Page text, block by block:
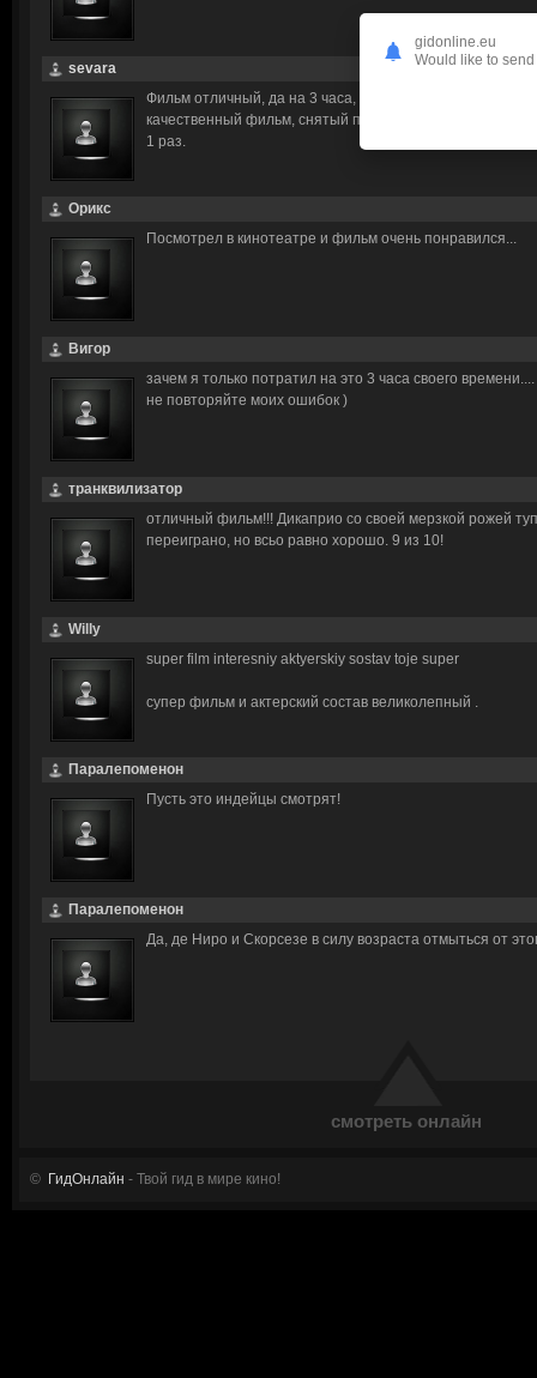
смотреть онлайн
sevara
Фильм отличный, да на 3 часа, но это того стоит.Лучше
качественный фильм, снятый профессионалами, чем
1 раз.
Орикс
Посмотрел в кинотеатре и фильм очень понравился...
Вигор
зачем я только потратил на это 3 часа своего времени....
не повторяйте моих ошибок )
транквилизатор
отличный фильм!!! Дикаприо со своей мерзкой рожей
переиграно, но всьо равно хорошо. 9 из 10!
Willy
super film interesniy aktyerskiy sostav toje super
супер фильм и актерский состав великолепный .
Паралепоменон
Пусть это индейцы смотрят!
Паралепоменон
Да, де Ниро и Скорсезе в силу возраста отмыться от
© ГидОнлайн - Твой гид в мире кино!
gidonline.eu
Would like to